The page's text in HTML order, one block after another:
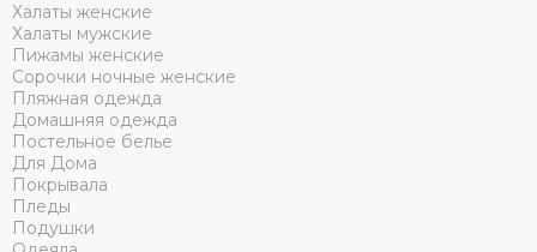
Халаты женские
Халаты мужские
Пижамы женские
Сорочки ночные женские
Пляжная одежда
Домашняя одежда
Постельное белье
Для Дома
Покрывала
Пледы
Подушки